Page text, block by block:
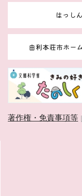
はっし
由利本荘市ホー
著作権・免責事項等